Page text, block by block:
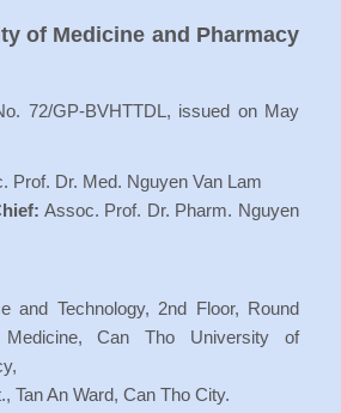
of Medicine and Pharmacy
72/GP-BVHTTDL, issued on May
Prof. Dr. Med. Nguyen Van Lam
Assoc. Prof. Dr. Pharm. Nguyen
and Technology, 2nd Floor, Round
Can Tho University of
Tan An Ward, Can Tho City.